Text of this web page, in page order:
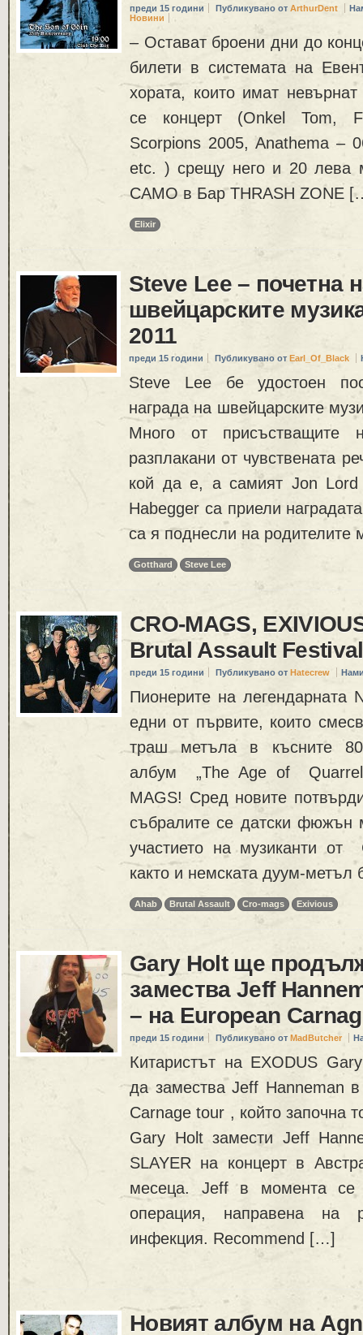
преди 15 години Публикувано от ArthurDent
Новини
– Остават броени дни до
билети в системата на
хората, които имат
се концерт (Onkel Tom,
Scorpions 2005, Anathema –
etc. ) срещу него и 20 лева
САМО в Бар THRASH ZONE
Elixir
Steve Lee – почeтна
швейцарските
2011
преди 15 години Публикувано от Earl_Of_Black
Steve Lee бе удостоен
награда на швейцарските
Много от присъстващите
разплакани от чувствената
кой да е, а самият Jon
Habegger са приели
са я поднесли на
Gotthard Steve Lee
CRO-MAGS,
Brutal Assault
преди 15 години Публикувано от Hatecrew
Пионерите на легендарната
едни от първите, които
траш метъла в късните
албум „The Age of
MAGS! Сред новите
събралите се датски фюжън
участието на музиканти от
както и немската дуум-
Ahab Brutal Assault Cro-mags Exivious
Gary Holt ще
замества Jeff
– на European
преди 15 години Публикувано от MadButcher
Китаристът на EXODUS
да замества Jeff Hanneman
Carnage tour , който започна
Gary Holt замести Jeff
SLAYER на концерт в
месеца. Jeff в момента се
операция, направена на
инфекция. Recommend […]
Новият албум на